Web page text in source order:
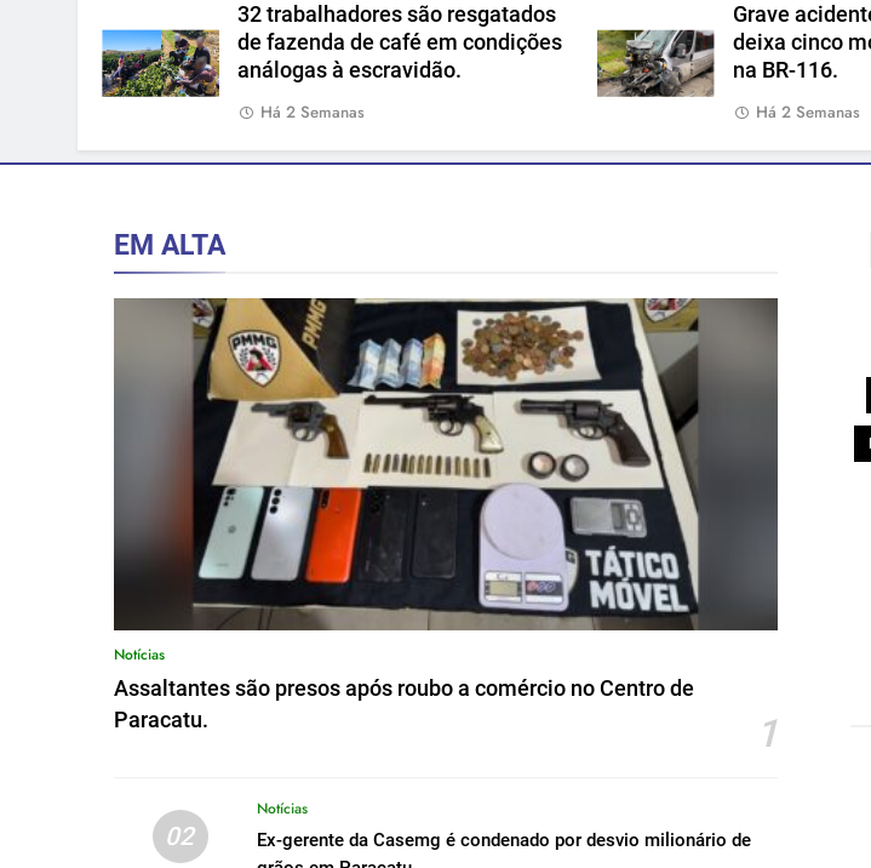
32 trabalhadores são resgatados
de fazenda de café em condições
análogas à escravidão.
Há 2 Semanas
Grave
deixa cinco
na BR-116.
Há 2 Semanas
EM ALTA
Notícias
Assaltantes são presos após roubo a comércio no Centro de
Paracatu.
1
02
Notícias
Ex-gerente da Casemg é condenado por desvio milionário de